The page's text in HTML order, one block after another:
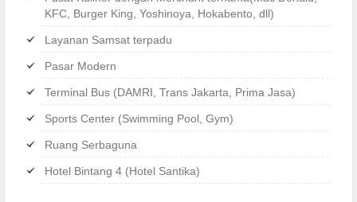
KFC, Burger King, Yoshinoya, Hokabento, dll)
Layanan Samsat terpadu
Pasar Modern
Terminal Bus (DAMRI, Trans Jakarta, Prima Jasa)
Sports Center (Swimming Pool, Gym)
Ruang Serbaguna
Hotel Bintang 4 (Hotel Santika)